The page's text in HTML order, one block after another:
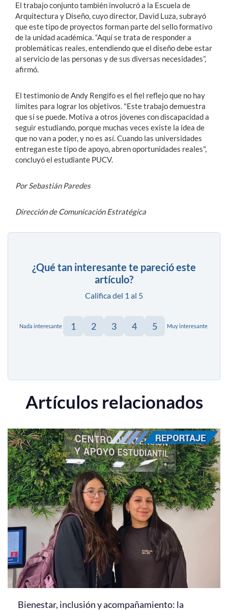
El trabajo conjunto también involucró a la Escuela de
Arquitectura y Diseño, cuyo director, David Luza, subrayó
que este tipo de proyectos forman parte del sello formativo
de la unidad académica. “Aquí se trata de responder a
problemáticas reales, entendiendo que el diseño debe estar
al servicio de las personas y de sus diversas necesidades”,
afirmó.
El testimonio de Andy Rengifo es el fiel reflejo que no hay
límites para lograr los objetivos. "Este trabajo demuestra
que sí se puede. Motiva a otros jóvenes con discapacidad a
seguir estudiando, porque muchas veces existe la idea de
que no van a poder, y no es así. Cuando las universidades
entregan este tipo de apoyo, abren oportunidades reales",
concluyó el estudiante PUCV.
Por Sebastián Paredes
Dirección de Comunicación Estratégica
¿Qué tan interesante te pareció este
artículo?
Califica del 1 al 5
Nada interesante 1 2 3 4 5 Muy interesante
Artículos relacionados
Bienestar, inclusión y acompañamiento: la